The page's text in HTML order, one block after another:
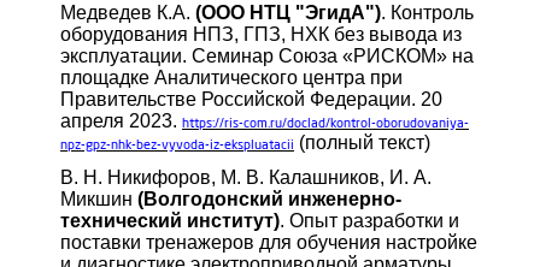
Медведев К.А. (ООО НТЦ "ЭгидА"). Контроль
оборудования НПЗ, ГПЗ, НХК без вывода из
эксплуатации. Семинар Союза «РИСКОМ» на
площадке Аналитического центра при
Правительстве Российской Федерации. 20
апреля 2023. https://ris-com.ru/doclad/kontrol-oborudovaniya-
npz-gpz-nhk-bez-vyvoda-iz-ekspluatacii (полный текст)
В. Н. Никифоров, М. В. Калашников, И. А.
Микшин (Волгодонский инженерно-
технический институт). Опыт разработки и
поставки тренажеров для обучения настройке